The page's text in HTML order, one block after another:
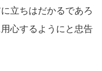
立ちはだかるであろ
心するようにと忠告